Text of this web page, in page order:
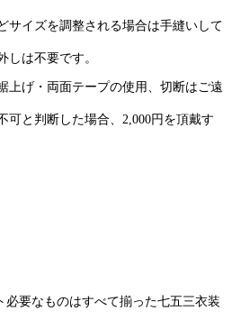
サイズを調整される場合は手縫いして
しは不要です。
上げ・両面テープの使用、切断はご遠
可と判断した場合、2,000円を頂戴す
必要なものはすべて揃った七五三衣装